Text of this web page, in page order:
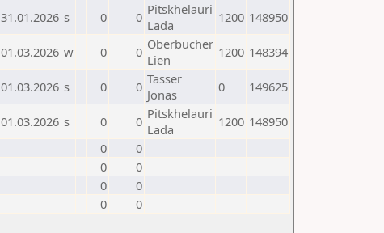
31.01.2026 s 0 0 Pitskhelauri
Lada
1200 148950
01.03.2026 w 0 0 Oberbucher
Lien
1200 148394
01.03.2026 s 0 0 Tasser
Jonas
0 149625
01.03.2026 s 0 0 Pitskhelauri
Lada
1200 148950
0
0
0
0
0
0
0
0